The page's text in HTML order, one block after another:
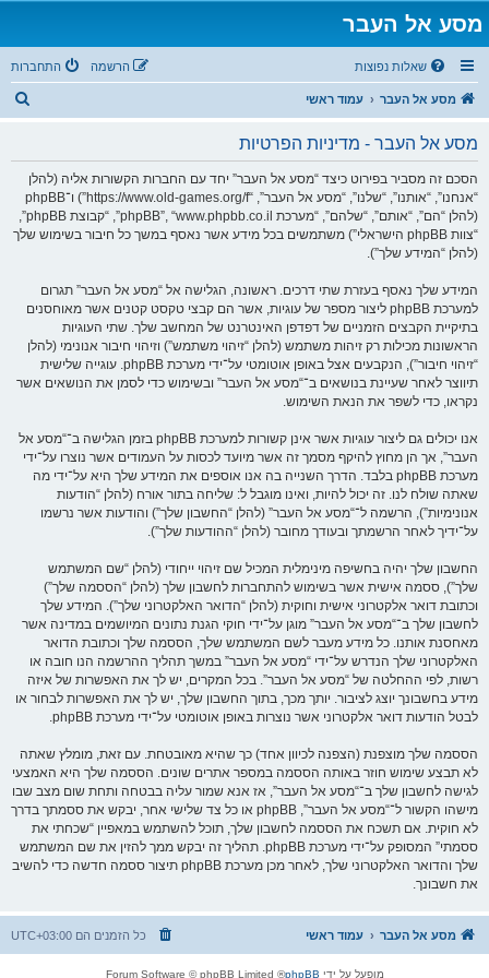
מסע אל העבר
שאלות נפוצות התחברות הרשמה
מסע אל העבר עמוד ראשי
מסע אל העבר - מדיניות הפרטיות
הסכם זה מסביר בפירוט כיצד “מסע אל העבר” יחד עם החברות הקשורות אליה (להלן
“אנחנו”, “אותנו”, “שלנו”, “מסע אל העבר”, “https://www.old-games.org/f”) ו־phpBB
(להלן “הם”, “אותם”, “שלהם”, “מערכת phpBB”, “www.phpbb.co.il”, “קבוצת phpBB”,
“צוות phpBB הישראלי”) משתמשים בכל מידע אשר נאסף במשך כל חיבור בשימוש שלך
(להלן “המידע שלך”).
המידע שלך נאסף בעזרת שתי דרכים. ראשונה, הגלישה אל “מסע אל העבר” תגרום
למערכת phpBB ליצור מספר של עוגיות, אשר הם קבצי טקסט קטנים אשר מאוחסנים
בתיקיית הקבצים הזמניים של דפדפן האינטרנט של המחשב שלך. שתי העוגיות
הראשונות מכילות רק זיהות משתמש (להלן “זיהוי משתמש”) וזיהוי חיבור אנונימי (להלן
“זיהוי חיבור”), הנקבעים אצל באופן אוטומטי על־ידי מערכת phpBB. עוגייה שלישית
תיווצר לאחר שעיינת בנושאים ב־“מסע אל העבר” ובשימוש כדי לסמן את הנושאים אשר
נקראו, כדי לשפר את הנאת השימוש.
אנו יכולים גם ליצור עוגיות אשר אינן קשורות למערכת phpBB בזמן הגלישה ב־“מסע אל
העבר”, אך הן מחוץ להיקף מסמך זה אשר מיועד לכסות על העמודים אשר נוצרו על־ידי
מערכת phpBB בלבד. הדרך השנייה בה אנו אוספים את המידע שלך היא על־ידי מה
שאתה שולח לנו. זה יכול להיות, ואינו מוגבל ל: שליחה בתור אורח (להלן “הודעות
אנונימיות”), הרשמה ל־“מסע אל העבר” (להלן “החשבון שלך”) והודעות אשר נרשמו
על־ידיך לאחר הרשמתך ובעודך מחובר (להלן “ההודעות שלך”).
החשבון שלך יהיה בחשיפה מינימלית המכיל שם זיהוי ייחודי (להלן “שם המשתמש
שלך”), ססמה אישית אשר בשימוש להתחברות לחשבון שלך (להלן “הססמה שלך”)
וכתובת דואר אלקטרוני אישית וחוקית (להלן “הדואר האלקטרוני שלך”). המידע שלך
לחשבון שלך ב־“מסע אל העבר” מוגן על־ידי חוקי הגנת נתונים המיושמים במדינה אשר
מאחסנת אותנו. כל מידע מעבר לשם המשתמש שלך, הססמה שלך וכתובת הדואר
האלקטרוני שלך הנדרש על־ידי “מסע אל העבר” במשך תהליך ההרשמה הנו חובה או
רשות, לפי ההחלטה של “מסע אל העבר”. בכל המקרים, יש לך את האפשרות של איזה
מידע בחשבונך יוצג לציבור. יותך מכך, בתוך החשבון שלך, יש לך את האפשרות לבחור או
לבטל הודעות דואר אלקטרוני אשר נוצרות באופן אוטומטי על־ידי מערכת phpBB.
הססמה שלך מוצפנת (הצפנה לכיוון אחד) כך שהיא מאובטחת. עם זאת, מומלץ שאתה
לא תבצע שימוש חוזר באותה הססמה במספר אתרים שונים. הססמה שלך היא האמצעי
לגישה לחשבון שלך ב־“מסע אל העבר”, אז אנא שמור עליה בבטחה ותחת שום מצב שבו
מישהו הקשור ל־“מסע אל העבר”, phpBB או כל צד שלישי אחר, יבקש את ססמתך בדרך
לא חוקית. אם תשכח את הססמה לחשבון שלך, תוכל להשתמש במאפיין “שכחתי את
ססמתי” המסופק על־ידי מערכת phpBB. תהליך זה יבקש ממך להזין את שם המשתמש
שלך והדואר האלקטרוני שלך, לאחר מכן מערכת phpBB תיצור ססמה חדשה כדי להשיב
את חשבונך.
מסע אל העבר עמוד ראשי כל הזמנים הם UTC+03:00
מופעל על ידי phpBB
® Forum Software © phpBB Limited